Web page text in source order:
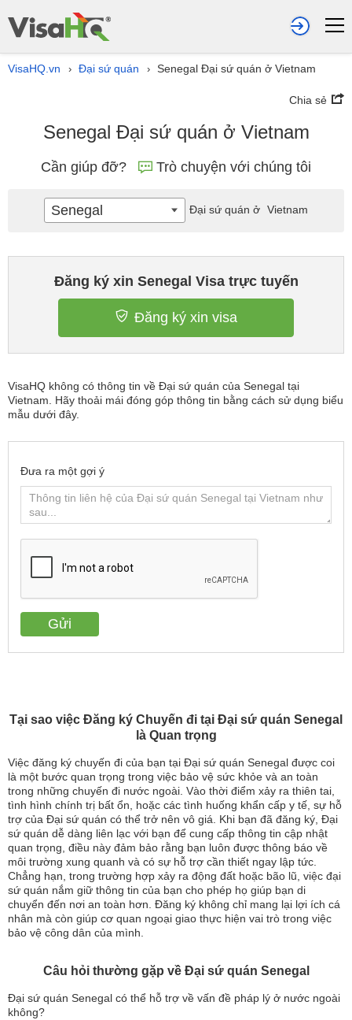
VisaHQ.vn › Đại sứ quán › Senegal Đại sứ quán ở Vietnam
Chia sẻ
Senegal Đại sứ quán ở Vietnam
Cần giúp đỡ? Trò chuyện với chúng tôi
Tại sao việc Đăng ký Chuyến đi tại Đại sứ quán Senegal
là Quan trọng
Việc đăng ký chuyến đi của bạn tại Đại sứ quán Senegal được coi
là một bước quan trọng trong việc bảo vệ sức khỏe và an toàn
trong những chuyến đi nước ngoài. Vào thời điểm xảy ra thiên tai,
tình hình chính trị bất ổn, hoặc các tình huống khẩn cấp y tế, sự hỗ
trợ của Đại sứ quán có thể trở nên vô giá. Khi bạn đã đăng ký, Đại
sứ quán dễ dàng liên lạc với bạn để cung cấp thông tin cập nhật
quan trọng, điều này đảm bảo rằng bạn luôn được thông báo về
môi trường xung quanh và có sự hỗ trợ cần thiết ngay lập tức.
Chẳng hạn, trong trường hợp xảy ra động đất hoặc bão lũ, việc đại
sứ quán nắm giữ thông tin của bạn cho phép họ giúp bạn di
chuyển đến nơi an toàn hơn. Đăng ký không chỉ mang lại lợi ích cá
nhân mà còn giúp cơ quan ngoại giao thực hiện vai trò trong việc
bảo vệ công dân của mình.
Câu hỏi thường gặp về Đại sứ quán Senegal
Đại sứ quán Senegal có thể hỗ trợ về vấn đề pháp lý ở nước ngoài
không?
Đăng ký xin Senegal Visa trực tuyến
Đăng ký xin visa
VisaHQ không có thông tin về Đại sứ quán của Senegal tại
Vietnam. Hãy thoải mái đóng góp thông tin bằng cách sử dụng biểu
mẫu dưới đây.
Đưa ra một gợi ý
Senegal Đại sứ quán ở Vietnam